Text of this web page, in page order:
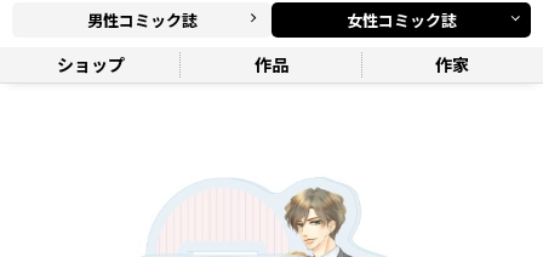
男性コミック誌 女性コミック誌
ショップ 作品 作家